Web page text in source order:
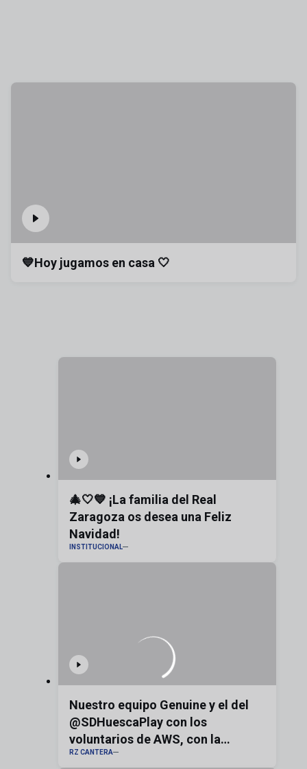
💙Hoy jugamos en casa 🤍
🎄🤍💙 ¡La familia del Real
Zaragoza os desea una Feliz
Navidad!
INSTITUCIONAL
Nuestro equipo Genuine y el del
@SDHuescaPlay con los
voluntarios de AWS, con la
bandera de Aragón
RZ CANTERA